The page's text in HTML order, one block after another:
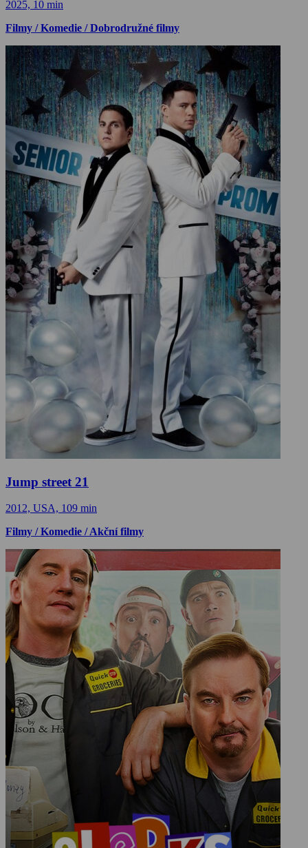
2025, 10 min
Filmy / Komedie / Dobrodružné filmy
Jump street 21
2012, USA, 109 min
Filmy / Komedie / Akční filmy